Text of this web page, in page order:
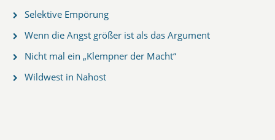
Selektive Empörung
Wenn die Angst größer ist als das Argument
Nicht mal ein „Klempner der Macht“
Wildwest in Nahost